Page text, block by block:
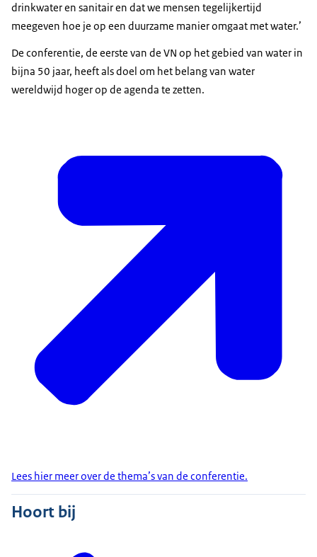
drinkwater en sanitair en dat we mensen tegelijkertijd
meegeven hoe je op een duurzame manier omgaat met water.’
De conferentie, de eerste van de VN op het gebied van water in
bijna 50 jaar, heeft als doel om het belang van water
wereldwijd hoger op de agenda te zetten.
Lees hier meer over de thema’s van de conferentie.
Hoort bij